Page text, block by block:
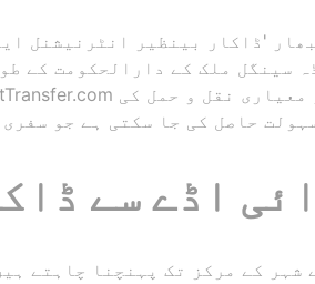
'ڈاکار بینظیر انٹرنیشنل
حاصل کی جا سکتی ہے جو
اڈے سے
شہر کے مرکز تک پہنچنا چاہتے